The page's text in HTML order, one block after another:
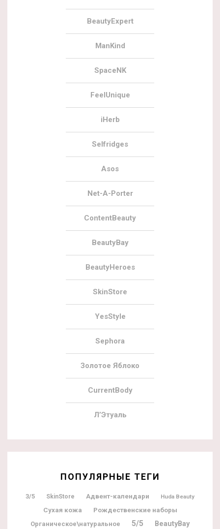
BeautyExpert
ManKind
SpaceNK
FeelUnique
iHerb
Selfridges
Asos
Net-A-Porter
ContentBeauty
BeautyBay
BeautyHeroes
SkinStore
YesStyle
Sephora
Золотое Яблоко
CurrentBody
Л’Этуаль
ПОПУЛЯРНЫЕ ТЕГИ
3/5 SkinStore Адвент-календари Huda Beauty
Сухая кожа Рождественские наборы
Органическое\натуральное 5/5 BeautyBay